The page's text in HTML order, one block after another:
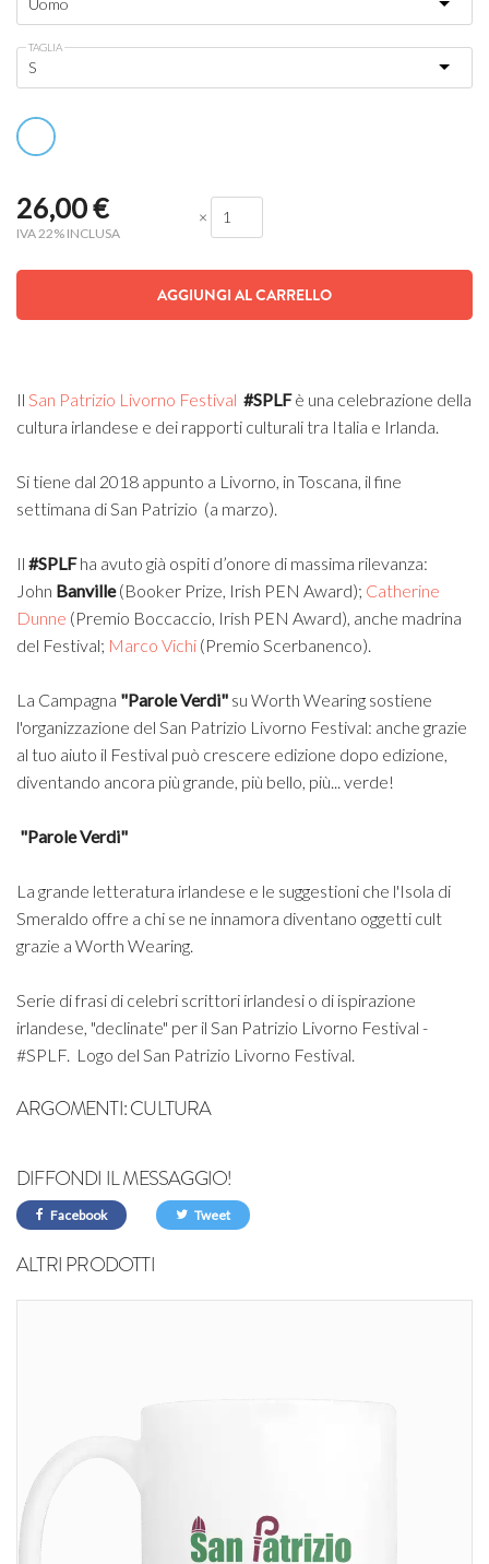
TAGLIA
26,00€
IVA 22% INCLUSA
×
AGGIUNGI AL CARRELLO
Il San Patrizio Livorno Festival #SPLFè una celebrazione della
cultura irlandese e dei rapporti culturali tra Italia e Irlanda.
Si tiene dal 2018 appunto a Livorno, in Toscana, il fine
settimana di San Patrizio (a marzo).
Il #SPLFha avuto già ospiti d’onore di massima rilevanza:
John Banville(Booker Prize, Irish PEN Award); Catherine
Dunne (Premio Boccaccio, Irish PEN Award), anche madrina
del Festival; Marco Vichi (Premio Scerbanenco).
La Campagna "Parole Verdi" su Worth Wearing sostiene
l'organizzazione del San Patrizio Livorno Festival: anche grazie
al tuo aiuto il Festival può crescere edizione dopo edizione,
diventando ancora più grande, più bello, più... verde!
"Parole Verdi"
La grande letteratura irlandese e le suggestioni che l'Isola di
Smeraldo offre a chi se ne innamora diventano oggetti cult
grazie a Worth Wearing.
Serie di frasi di celebri scrittori irlandesi o di ispirazione
irlandese, "declinate" per il San Patrizio Livorno Festival -
#SPLF. Logo del San Patrizio Livorno Festival.
ARGOMENTI:CULTURA
DIFFONDI IL MESSAGGIO!
Facebook Tweet
ALTRI PRODOTTI